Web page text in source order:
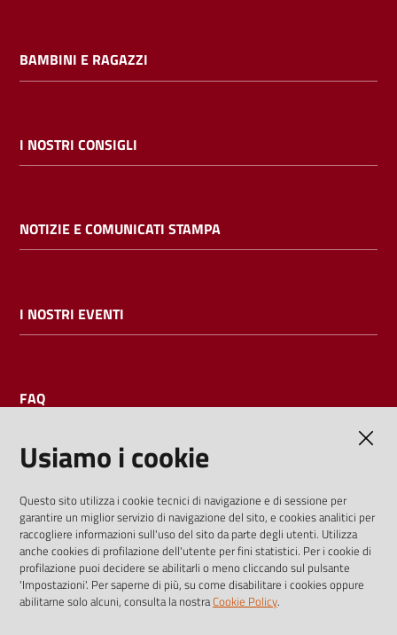
Cerca nei
cataloghi
Chiedi al
BAMBINI E RAGAZZI
I NOSTRI CONSIGLI
NOTIZIE E COMUNICATI STAMPA
I NOSTRI EVENTI
FAQ
I dati personali pubblicati sono riutilizzabili solo alle condizioni
previste dalla direttiva comunitaria 2003/98/CE e dal d.lgs.
36/2006
Usiamo i cookie
Questo sito utilizza i cookie tecnici di navigazione e di sessione per
garantire un miglior servizio di navigazione del sito, e cookies analitici per
raccogliere informazioni sull'uso del sito da parte degli utenti. Utilizza
anche cookies di profilazione dell'utente per fini statistici. Per i cookie di
profilazione puoi decidere se abilitarli o meno cliccando sul pulsante
'Impostazioni'. Per saperne di più, su come disabilitare i cookies oppure
abilitarne solo alcuni, consulta la nostraCookie Policy.